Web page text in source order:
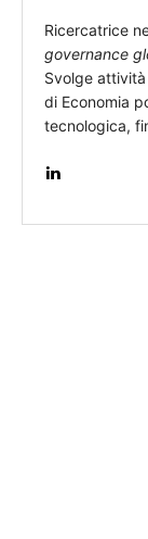
Ricercatrice
governance
Svolge
di Economia
tecnologica,